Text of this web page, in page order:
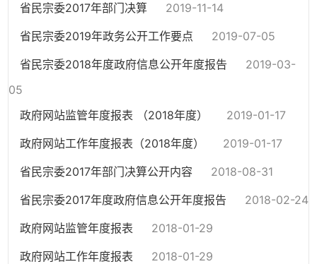
省民宗委2017年部门决算
2019-11-14
省民宗委2019年政务公开工作要点
2019-07-05
省民宗委2018年度政府信息公开年度报告
2019-03-
05
政府网站监管年度报表 （2018年度）
2019-01-17
政府网站工作年度报表（2018年度）
2019-01-17
省民宗委2017年部门决算公开内容
2018-08-31
省民宗委2017年度政府信息公开年度报告
2018-02-24
政府网站监管年度报表
2018-01-29
政府网站工作年度报表
2018-01-29